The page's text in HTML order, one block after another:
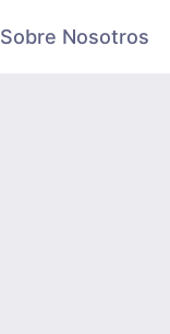
Sobre Nosotros